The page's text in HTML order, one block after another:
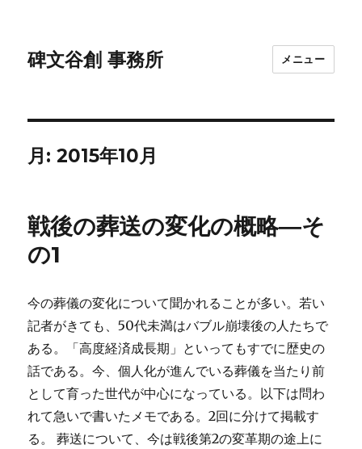
碑文谷創 事務所 メニュー
月:2015年10月
戦後の葬送の変化の概略―そ
の1
今の葬儀の変化について聞かれることが多い。若い
記者がきても、50代未満はバブル崩壊後の人たちで
ある。「高度経済成長期」といってもすでに歴史の
話である。今、個人化が進んでいる葬儀を当たり前
として育った世代が中心になっている。以下は問わ
れて急いで書いたメモである。2回に分けて掲載す
る。 葬送について、今は戦後第2の変革期の途上に